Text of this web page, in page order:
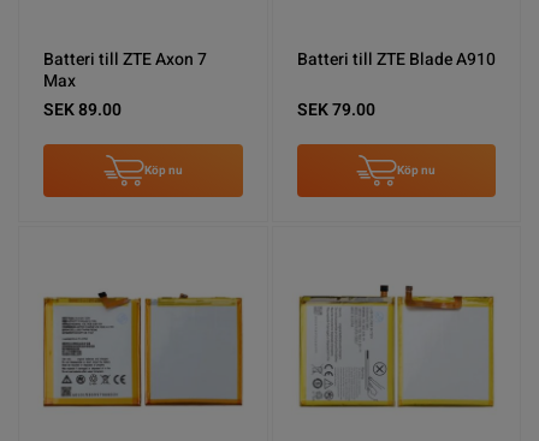
Batteri till ZTE Axon 7
Max
SEK 89.00
Köp nu
Batteri till ZTE Blade A910
SEK 79.00
Köp nu